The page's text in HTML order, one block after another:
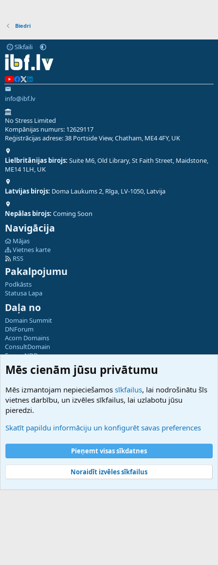
Biedri
Sīkfaili
info@ibf.lv
No Stress Limited
Kompānijas numurs: 12629117
Reģistrācijas adrese: 38 Portside View, Chatham, ME4 4FY, UK
Lielbritānijas birojs: Suite M6, Old Library, St Faith Street, Maidstone,
ME14 1LH, UK
Latvijas birojs: Doma Laukums 2, Rīga, LV-1050, Latvija
Nepālas birojs: Coming Soon
Navigācija
Mājas
Vietnes karte
RSS
Pakalpojumu
Podkāsts
Statusa Lapa
Daļa no
Domain Summit
DNForum
Acorn Domains
ConsultDomain
ForumNDD
Domainforum.ro
27.be
Hostmaria
Atbalsts
Palīdzība
Noteikumi un nosacījumi
Privātuma politika
Community platform by XenForo® © 2010-2025 XenForo Ltd.
Mēs cienām jūsu privātumu
Mēs izmantojam nepieciešamos sīkfailus, lai nodrošinātu šīs
vietnes darbību, un izvēles sīkfailus, lai uzlabotu jūsu
pieredzi.
Skatīt papildu informāciju un konfigurēt savas preferences
Pieņemt visas sīkdatnes
Noraidīt izvēles sīkfailus